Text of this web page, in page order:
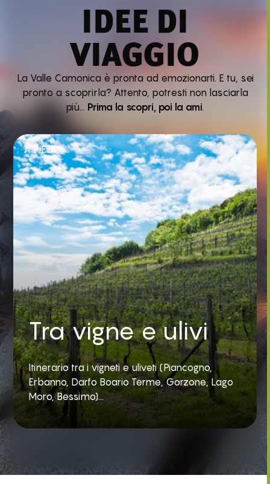
IDEE DI
VIAGGIO
La Valle Camonica è pronta ad emozionarti. E tu, sei
pronto a scoprirla? Attento, potresti non lasciarla
più… Prima la scopri, poi la ami.
A PIEDI
Tra vigne e ulivi
Itinerario tra i vigneti e uliveti (Piancogno,
Erbanno, Darfo Boario Terme, Gorzone, Lago
Moro, Bessimo)...